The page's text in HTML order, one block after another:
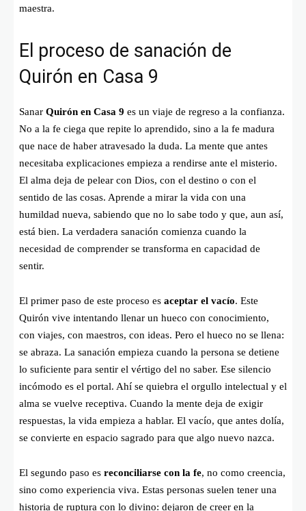
maestra.
El proceso de sanación de
Quirón en Casa 9
Sanar Quirón en Casa 9 es un viaje de regreso a la confianza.
No a la fe ciega que repite lo aprendido, sino a la fe madura
que nace de haber atravesado la duda. La mente que antes
necesitaba explicaciones empieza a rendirse ante el misterio.
El alma deja de pelear con Dios, con el destino o con el
sentido de las cosas. Aprende a mirar la vida con una
humildad nueva, sabiendo que no lo sabe todo y que, aun así,
está bien. La verdadera sanación comienza cuando la
necesidad de comprender se transforma en capacidad de
sentir.
El primer paso de este proceso es aceptar el vacío. Este
Quirón vive intentando llenar un hueco con conocimiento,
con viajes, con maestros, con ideas. Pero el hueco no se llena:
se abraza. La sanación empieza cuando la persona se detiene
lo suficiente para sentir el vértigo del no saber. Ese silencio
incómodo es el portal. Ahí se quiebra el orgullo intelectual y el
alma se vuelve receptiva. Cuando la mente deja de exigir
respuestas, la vida empieza a hablar. El vacío, que antes dolía,
se convierte en espacio sagrado para que algo nuevo nazca.
El segundo paso es reconciliarse con la fe, no como creencia,
sino como experiencia viva. Estas personas suelen tener una
historia de ruptura con lo divino: dejaron de creer en la